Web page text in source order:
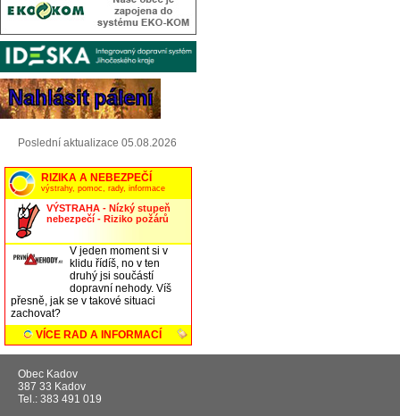
Poslední aktualizace 05.08.2026
Obec Kadov
387 33 Kadov
Tel.: 383 491 019